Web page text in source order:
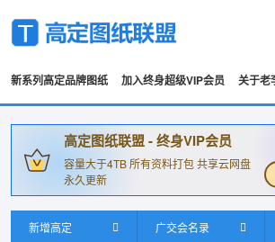
新系列高定品牌图纸 加入终身超级VIP会员 关于老
高定图纸联盟 - 终身VIP会员
容量大于4TB 所有资料打包 共享云网盘
永久更新
新增高定 广交会名录